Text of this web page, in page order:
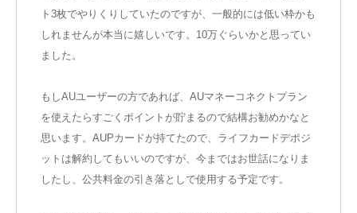
ト3枚でやりくりしていたのですが、一般的には低い枠かも
しれませんが本当に嬉しいです。10万ぐらいかと思ってい
ました。
もしAUユーザーの方であれば、AUマネーコネクトプラン
を使えたらすごくポイントが貯まるので結構お勧めかなと
思います。AUPカードが持てたので、ライフカードデポジ
ットは解約してもいいのですが、今まではお世話になりま
したし、公共料金の引き落としで使用する予定です。